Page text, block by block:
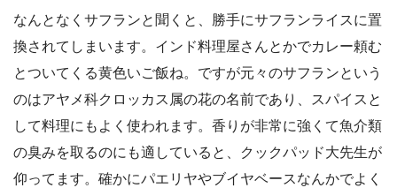
なんとなくサフランと聞くと、勝手にサフランライスに置
換されてしまいます。インド料理屋さんとかでカレー頼む
とついてくる黄色いご飯ね。ですが元々のサフランという
のはアヤメ科クロッカス属の花の名前であり、スパイスと
して料理にもよく使われます。香りが非常に強くて魚介類
の臭みを取るのにも適していると、クックパッド大先生が
仰ってます。確かにパエリヤやブイヤベースなんかでよく